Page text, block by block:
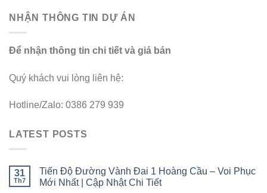
NHẬN THÔNG TIN DỰ ÁN
Để nhận thông tin chi tiết và giá bán
Quý khách vui lòng liên hệ:
Hotline/Zalo: 0386 279 939
LATEST POSTS
31
Th7
Tiến Độ Đường Vành Đai 1 Hoàng Cầu – Voi Phục
Mới Nhất | Cập Nhật Chi Tiết